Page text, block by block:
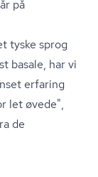
på
tyske sprog
basale, har vi
erfaring
let øvede",
de